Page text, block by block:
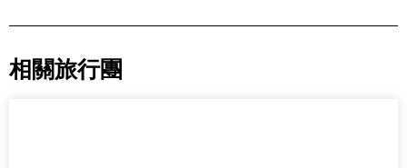
相關旅行團